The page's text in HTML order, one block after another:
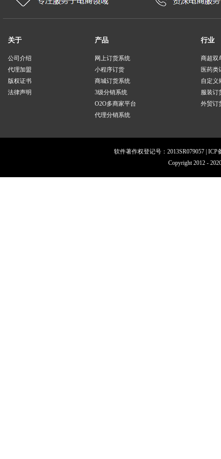
关于
公司介绍
代理加盟
版权证书
法律声明
产品
网上订货系统
小程序订货
商城订货系统
3级分销系统
O2O多商家平台
代理分销系统
行业
商超双
医药类
自定义
服装订
外贸订
软件著作权登记号：2013SR079057 | ICP
Copyright 2012 -